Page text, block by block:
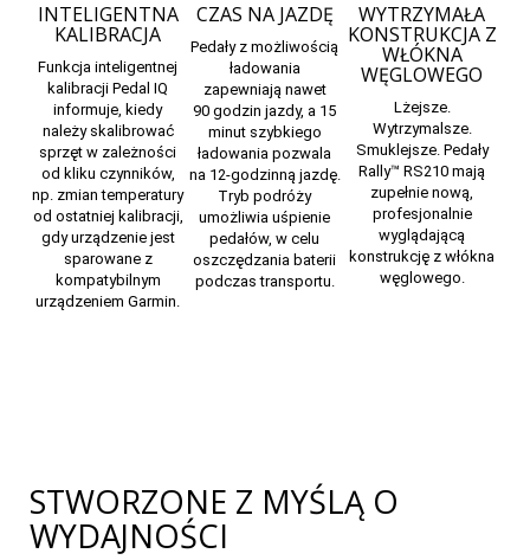
INTELIGENTNA
KALIBRACJA
Funkcja inteligentnej
kalibracji Pedal IQ
informuje, kiedy
należy skalibrować
sprzęt w zależności
od kliku czynników,
np. zmian temperatury
od ostatniej kalibracji,
gdy urządzenie jest
sparowane z
kompatybilnym
urządzeniem Garmin.
CZAS NA JAZDĘ
Pedały z możliwością
ładowania
zapewniają nawet
90 godzin jazdy, a 15
minut szybkiego
ładowania pozwala
na 12-godzinną jazdę.
Tryb podróży
umożliwia uśpienie
pedałów, w celu
oszczędzania baterii
podczas transportu.
WYTRZYMAŁA
KONSTRUKCJA Z
WŁÓKNA
WĘGLOWEGO
Lżejsze.
Wytrzymalsze.
Smuklejsze. Pedały
Rally™ RS210 mają
zupełnie nową,
profesjonalnie
wyglądającą
konstrukcję z włókna
węglowego.
STWORZONE Z MYŚLĄ O
WYDAJNOŚCI